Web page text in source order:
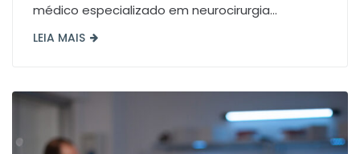
médico especializado em neurocirurgia...
LEIA MAIS